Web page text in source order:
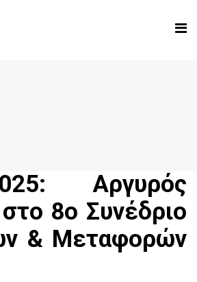
Αργυρός
8ο Συνέδριο
& Μεταφορών